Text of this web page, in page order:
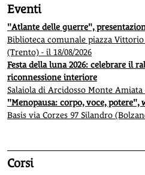
Eventi
"Atlante delle guerre",
Biblioteca comunale piazza
(Trento) - il 18/08/2026
Festa della luna 2026: celebrare il
riconnessione interiore
Salaiola di Arcidosso Monte Amiata
"Menopausa: corpo, voce, potere",
Basis via Corzes 97 Silandro
Corsi